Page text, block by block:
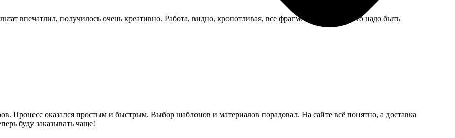
впечатлил, получилось очень креативно. Работа, видно, кропотливая, все фрагменты на месте. Но надо быть
Процесс оказался простым и быстрым. Выбор шаблонов и материалов порадовал. На сайте всё понятно, а доставка
буду заказывать чаще!